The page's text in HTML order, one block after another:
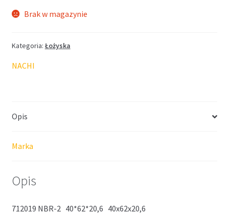
Brak w magazynie
Kategoria: Łożyska
NACHI
Opis
Marka
Opis
712019 NBR-2 40*62*20,6 40x62x20,6